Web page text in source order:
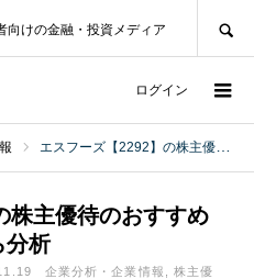
けの金融・投資メディア
ログイン
エスフーズ【2292】の株主優待のおすすめ度は？業績や配当から分析
株主優待のおすすめ
分析
企業分析・企業情報
株主優